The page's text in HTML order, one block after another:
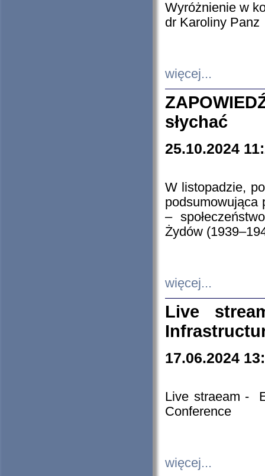
Wyróżnienie w
dr Karoliny Panz
więcej...
słychać
25.10.2024
W listopadzie,
podsumowująca
–
Żydów
więcej...
Live
17.06.2024
Live straeam -
Conference
więcej...